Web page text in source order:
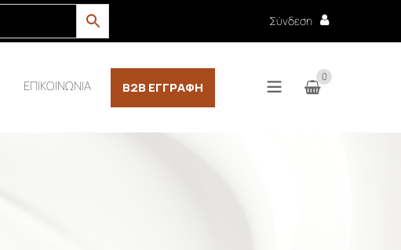
Σύνδεση
ΕΠΙΚΟΙΝΩΝΙΑ B2B ΕΓΓΡΑΦΉ
0